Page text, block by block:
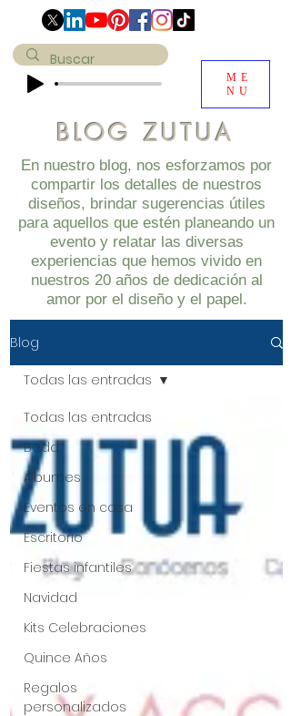
ME
NU
BLOG ZUTUA
En nuestro blog, nos esforzamos por
compartir los detalles de nuestros
diseños, brindar sugerencias útiles
para aquellos que estén planeando un
evento y relatar las diversas
experiencias que hemos vivido en
nuestros 20 años de dedicación al
amor por el diseño y el papel.
Blog
Todas las entradas
Boda
Álbumes
Eventos en casa
Escritorio
Fiestas infantiles
Navidad
Kits Celebraciones
Quince Años
Regalos
personalizados
Todas las entradas